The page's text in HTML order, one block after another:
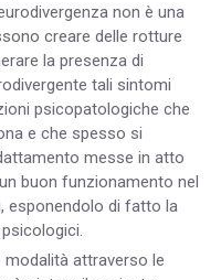
non è una
creare delle rotture
la presenza di
tali sintomi
psicopatologiche che
e che spesso si
messe in atto
buon funzionamento nel
esponendolo di fatto la
modalità attraverso le